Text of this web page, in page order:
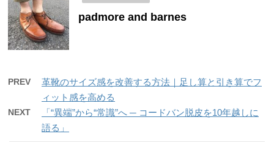
padmore and barnes
PREV
革靴のサイズ感を改善する方法｜足し算と引き算でフ
ィット感を高める
NEXT
「“異端”から“常識”へ ─ コードバン脱皮を10年越しに
語る」